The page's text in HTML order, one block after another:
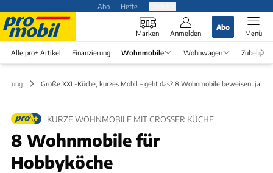
Abo Hefte
Marken Anmelden
Abo
Menü
Alle pro+ Artikel Finanzierung Wohnmobile Wohnwagen Zubehör
Große XXL-Küche, kurzes Mobil – geht das? 8 Wohnmobile beweisen: ja!
KURZE WOHNMOBILE MIT GROSSER KÜCHE
8 Wohnmobile für
Hobbyköche